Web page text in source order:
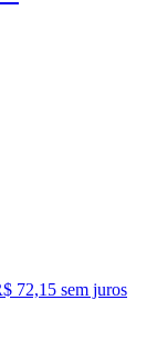
72,15 sem juros